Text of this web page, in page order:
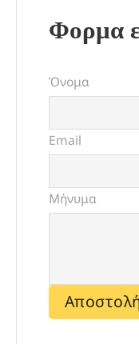
Φορμα
Όνομα
Email
Μήνυμα